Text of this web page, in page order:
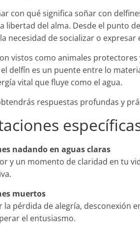
con qué significa soñar con
libertad del alma. Desde el punto
necesidad de socializar o
vistos como animales
delfín es un puente entre lo
vital que fluye como el agua.
respuestas profundas y
nadando en aguas claras
y un momento de claridad en tu
muertos
la pérdida de alegría, desconexión
el entusiasmo.